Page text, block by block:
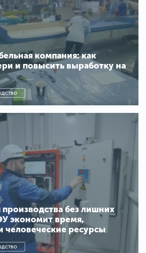
компания: как
и повысить выработку на
производства без лишних
экономит время,
человеческие ресурсы